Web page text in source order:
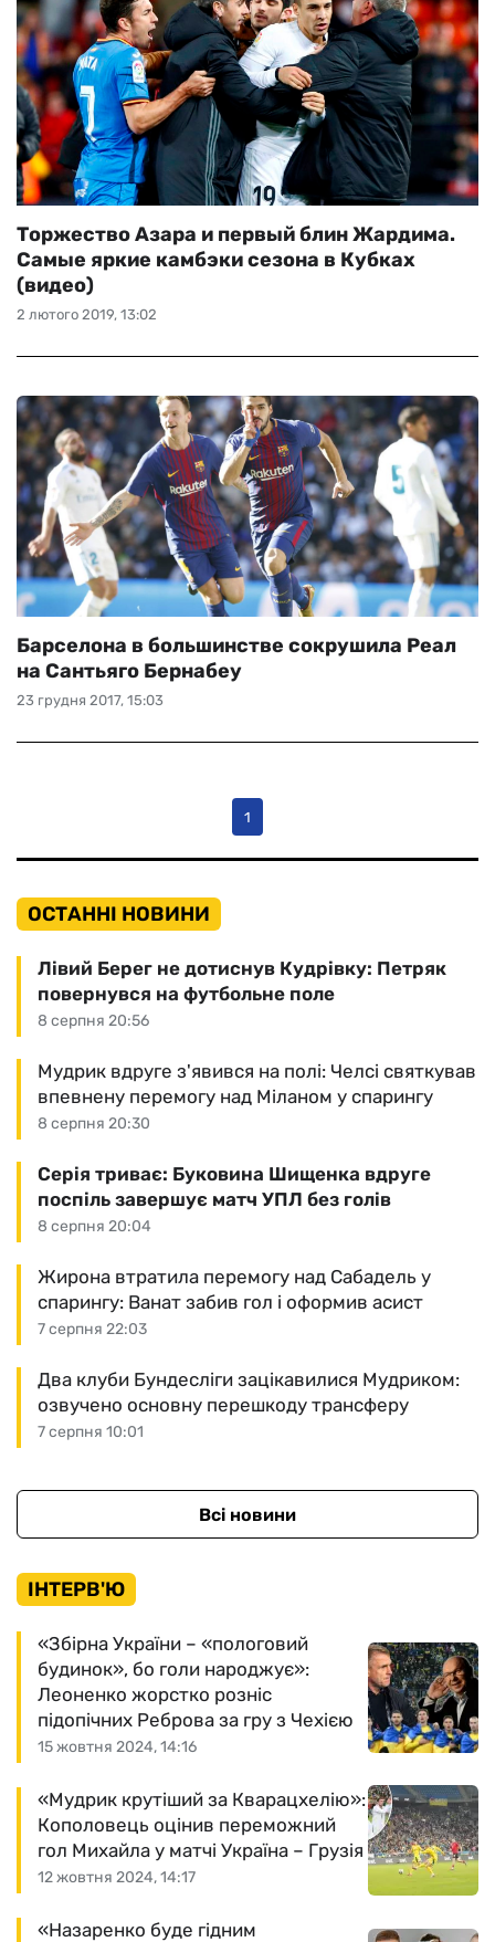
2 лютого 2019, 13:02
Торжество Азара и первый блин Жардима.
Самые яркие камбэки сезона в Кубках
(видео)
23 грудня 2017, 15:03
Барселона в большинстве сокрушила Реал
на Сантьяго Бернабеу
1
ОСТАННІ НОВИНИ
8 серпня 20:56
Лівий Берег не дотиснув Кудрівку: Петряк
повернувся на футбольне поле
8 серпня 20:30
Мудрик вдруге з'явився на полі: Челсі святкував
впевнену перемогу над Міланом у спарингу
8 серпня 20:04
Серія триває: Буковина Шищенка вдруге
поспіль завершує матч УПЛ без голів
7 серпня 22:03
Жирона втратила перемогу над Сабадель у
спарингу: Ванат забив гол і оформив асист
7 серпня 10:01
Два клуби Бундесліги зацікавилися Мудриком:
озвучено основну перешкоду трансферу
Всі новини
ІНТЕРВ'Ю
15 жовтня 2024, 14:16
«Збірна України – «пологовий
будинок», бо голи народжує»:
Леоненко жорстко розніс
підопічних Реброва за гру з Чехією
12 жовтня 2024, 14:17
«Мудрик крутіший за Кварацхелію»:
Кополовець оцінив переможний
гол Михайла у матчі Україна – Грузія
«Назаренко буде гідним